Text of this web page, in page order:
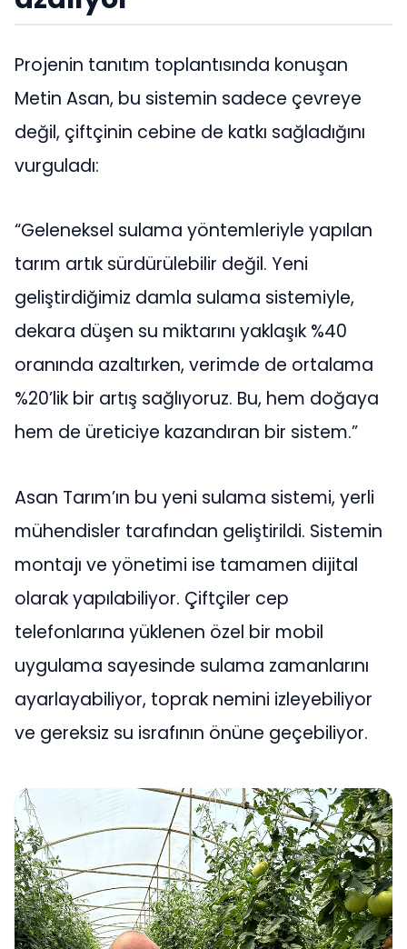
Projenin tanıtım toplantısında konuşan
Metin Asan, bu sistemin sadece çevreye
değil, çiftçinin cebine de katkı sağladığını
vurguladı:
“Geleneksel sulama yöntemleriyle yapılan
tarım artık sürdürülebilir değil. Yeni
geliştirdiğimiz damla sulama sistemiyle,
dekara düşen su miktarını yaklaşık %40
oranında azaltırken, verimde de ortalama
%20’lik bir artış sağlıyoruz. Bu, hem doğaya
hem de üreticiye kazandıran bir sistem.”
Asan Tarım’ın bu yeni sulama sistemi, yerli
mühendisler tarafından geliştirildi. Sistemin
montajı ve yönetimi ise tamamen dijital
olarak yapılabiliyor. Çiftçiler cep
telefonlarına yüklenen özel bir mobil
uygulama sayesinde sulama zamanlarını
ayarlayabiliyor, toprak nemini izleyebiliyor
ve gereksiz su israfının önüne geçebiliyor.